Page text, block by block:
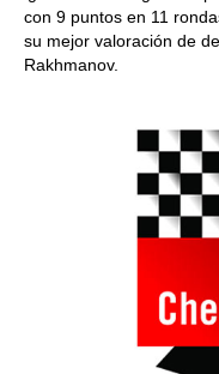
con 9 puntos en 11
su mejor valoración de
Rakhmanov.